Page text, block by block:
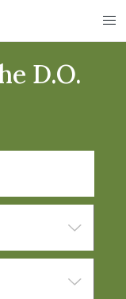
D.O.